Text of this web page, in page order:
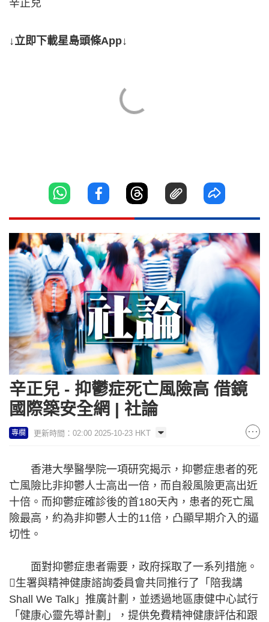
辛正兒
↓立即下載星島頭條App↓
辛正兒 - 抑鬱症死亡風險高 借鏡
國際築安全網 | 社論
專欄 更新時間：02:00 2025-10-23 HKT
香港大學醫學院一項研究揭示，抑鬱症患者的死
亡風險比非抑鬱人士高出一倍，而自殺風險更高出近
十倍。而抑鬱症確診後的首180天內，患者的死亡風
險最高，約為非抑鬱人士的11倍，凸顯早期介入的逼
切性。
面對抑鬱症患者需要，政府採取了一系列措施。
生署與精神健康諮詢委員會共同推行了「陪我講
Shall We Talk」推廣計劃，並透過地區康健中心試行
「健康心靈先導計劃」，提供免費精神健康評估和跟